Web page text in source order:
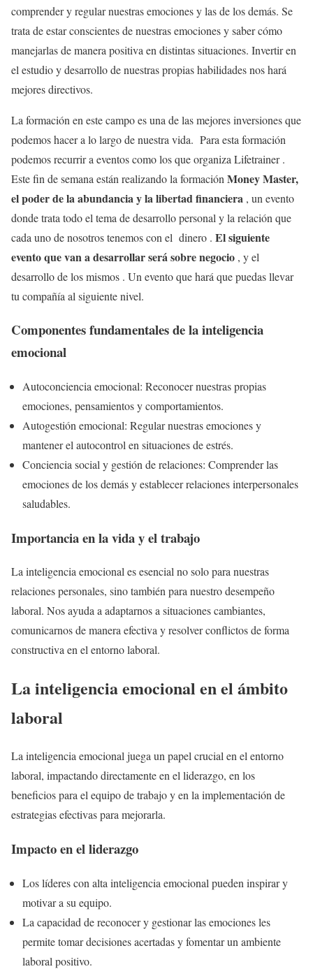
comprender y regular nuestras emociones y las de los demás. Se
trata de estar conscientes de nuestras emociones y saber cómo
manejarlas de manera positiva en distintas situaciones. Invertir en
el estudio y desarrollo de nuestras propias habilidades nos hará
mejores directivos.
La formación en este campo es una de las mejores inversiones que
podemos hacer a lo largo de nuestra vida. Para esta formación
podemos recurrir a eventos como los que organiza Lifetrainer .
Este fin de semana están realizando la formación Money Master,
el poder de la abundancia y la libertad financiera , un evento
donde trata todo el tema de desarrollo personal y la relación que
cada uno de nosotros tenemos con el dinero . El siguiente
evento que van a desarrollar será sobre negocio , y el
desarrollo de los mismos . Un evento que hará que puedas llevar
tu compañía al siguiente nivel.
Componentes fundamentales de la inteligencia
emocional
Autoconciencia emocional: Reconocer nuestras propias
emociones, pensamientos y comportamientos.
Autogestión emocional: Regular nuestras emociones y
mantener el autocontrol en situaciones de estrés.
Conciencia social y gestión de relaciones: Comprender las
emociones de los demás y establecer relaciones interpersonales
saludables.
Importancia en la vida y el trabajo
La inteligencia emocional es esencial no solo para nuestras
relaciones personales, sino también para nuestro desempeño
laboral. Nos ayuda a adaptarnos a situaciones cambiantes,
comunicarnos de manera efectiva y resolver conflictos de forma
constructiva en el entorno laboral.
La inteligencia emocional en el ámbito
laboral
La inteligencia emocional juega un papel crucial en el entorno
laboral, impactando directamente en el liderazgo, en los
beneficios para el equipo de trabajo y en la implementación de
estrategias efectivas para mejorarla.
Impacto en el liderazgo
Los líderes con alta inteligencia emocional pueden inspirar y
motivar a su equipo.
La capacidad de reconocer y gestionar las emociones les
permite tomar decisiones acertadas y fomentar un ambiente
laboral positivo.